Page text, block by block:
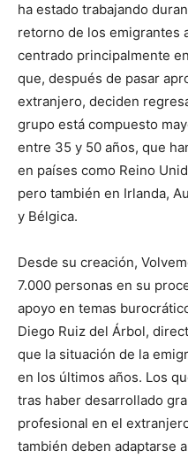
ha estado trabajando
retorno de los emigrantes
centrado principalmente
que, después de pasar
extranjero, deciden
grupo está compuesto
entre 35 y 50 años, que
en países como Reino
pero también en Irlanda,
y Bélgica.
Desde su creación,
7.000 personas en su
apoyo en temas
Diego Ruiz del Árbol,
que la situación de la
en los últimos años. Los
tras haber desarrollado
profesional en el
también deben adaptarse